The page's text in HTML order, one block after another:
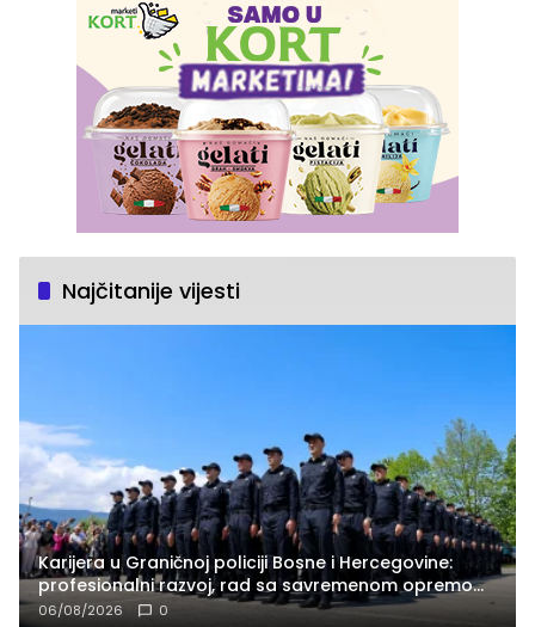
Najčitanije vijesti
Karijera u Graničnoj policiji Bosne i Hercegovine:
profesionalni razvoj, rad sa savremenom opremom
i služba građanima
06/08/2026 0